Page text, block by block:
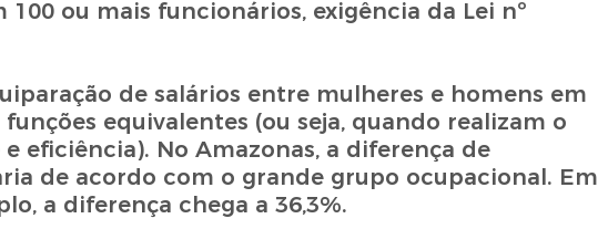
ou mais funcionários, exigência da Lei nº
de salários entre mulheres e homens em
equivalentes (ou seja, quando realizam o
eficiência). No Amazonas, a diferença de
de acordo com o grande grupo ocupacional. Em
a diferença chega a 36,3%.